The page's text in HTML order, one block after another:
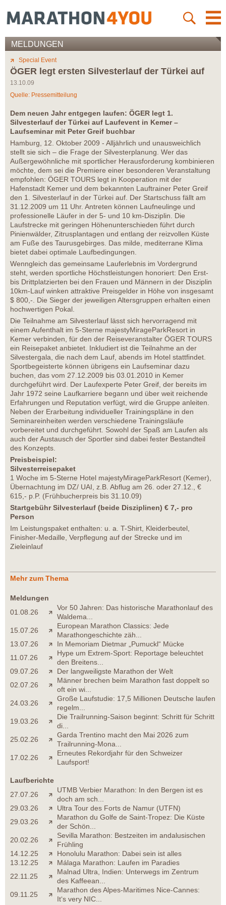
MELDUNGEN
Special Event
ÖGER legt ersten Silvesterlauf der Türkei auf
13.10.09
Quelle: Pressemitteilung
Dem neuen Jahr entgegen laufen: ÖGER legt 1.
Silvesterlauf der Türkei auf Laufevent in Kemer –
Laufseminar mit Peter Greif buchbar
Hamburg, 12. Oktober 2009 - Alljährlich und unausweichlich
stellt sie sich – die Frage der Silvesterplanung. Wer das
Außergewöhnliche mit sportlicher Herausforderung kombinieren
möchte, dem sei die Premiere einer besonderen Veranstaltung
empfohlen: ÖGER TOURS legt in Kooperation mit der
Hafenstadt Kemer und dem bekannten Lauftrainer Peter Greif
den 1. Silvesterlauf in der Türkei auf. Der Startschuss fällt am
31.12.2009 um 11 Uhr. Antreten können Laufneulinge und
professionelle Läufer in der 5- und 10 km-Disziplin. Die
Laufstrecke mit geringen Höhenunterschieden führt durch
Pinienwälder, Zitrusplantagen und entlang der reizvollen Küste
am Fuße des Taurusgebirges. Das milde, mediterrane Klima
bietet dabei optimale Laufbedingungen.
Wenngleich das gemeinsame Lauferlebnis im Vordergrund
steht, werden sportliche Höchstleistungen honoriert: Den Erst-
bis Drittplatzierten bei den Frauen und Männern in der Disziplin
10km-Lauf winken attraktive Preisgelder in Höhe von insgesamt
$ 800,-. Die Sieger der jeweiligen Altersgruppen erhalten einen
hochwertigen Pokal.
Die Teilnahme am Silvesterlauf lässt sich hervorragend mit
einem Aufenthalt im 5-Sterne majestyMirageParkResort in
Kemer verbinden, für den der Reiseveranstalter ÖGER TOURS
ein Reisepaket anbietet. Inkludiert ist die Teilnahme an der
Silvestergala, die nach dem Lauf, abends im Hotel stattfindet.
Sportbegeisterte können übrigens ein Laufseminar dazu
buchen, das vom 27.12.2009 bis 03.01.2010 in Kemer
durchgeführt wird. Der Laufexperte Peter Greif, der bereits im
Jahr 1972 seine Laufkarriere begann und über weit reichende
Erfahrungen und Reputation verfügt, wird die Gruppe anleiten.
Neben der Erarbeitung individueller Trainingspläne in den
Seminareinheiten werden verschiedene Trainingsläufe
vorbereitet und durchgeführt. Sowohl der Spaß am Laufen als
auch der Austausch der Sportler sind dabei fester Bestandteil
des Konzepts.
Preisbeispiel:
Silvesterreisepaket
1 Woche im 5-Sterne Hotel majestyMirageParkResort (Kemer),
Übernachtung im DZ/ UAI, z.B. Abflug am 26. oder 27.12., €
615,- p.P. (Frühbucherpreis bis 31.10.09)
Startgebühr Silvesterlauf (beide Disziplinen) € 7,- pro
Person
Im Leistungspaket enthalten: u. a. T-Shirt, Kleiderbeutel,
Finisher-Medaille, Verpflegung auf der Strecke und im
Zieleinlauf
Mehr zum Thema
Meldungen
01.08.26
Vor 50 Jahren: Das historische Marathonlauf des
Waldema...
15.07.26
European Marathon Classics: Jede
Marathongeschichte zäh...
13.07.26
In Memoriam Dietmar „Pumuckl“ Mücke
11.07.26
Hype um Extrem-Sport: Reportage beleuchtet
den Breitens...
09.07.26
Der langweiligste Marathon der Welt
02.07.26
Männer brechen beim Marathon fast doppelt so
oft ein wi...
24.03.26
Große Laufstudie: 17,5 Millionen Deutsche laufen
regelm...
19.03.26
Die Trailrunning-Saison beginnt: Schritt für Schritt
di...
25.02.26
Garda Trentino macht den Mai 2026 zum
Trailrunning-Mona...
17.02.26
Erneutes Rekordjahr für den Schweizer
Laufsport!
Laufberichte
27.07.26
UTMB Verbier Marathon: In den Bergen ist es
doch am sch...
29.03.26
Ultra Tour des Forts de Namur (UTFN)
29.03.26
Marathon du Golfe de Saint-Tropez: Die Küste
der Schön...
20.02.26
Sevilla Marathon: Bestzeiten im andalusischen
Frühling
14.12.25
Honolulu Marathon: Dabei sein ist alles
13.12.25
Málaga Marathon: Laufen im Paradies
22.11.25
Malnad Ultra, Indien: Unterwegs im Zentrum
des Kaffeean...
09.11.25
Marathon des Alpes-Maritimes Nice-Cannes:
It‘s very NIC...